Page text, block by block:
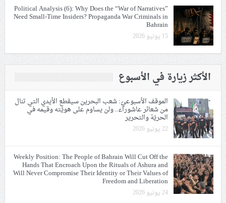
Political Analysis (6): Why Does the “War of Narratives”
Need Small-Time Insiders? Propaganda War Criminals in
Bahrain
15 يونيو 2026
الأكثر زيارة في الأسبوع
الموقف الأسبوعيّ: شعب البحرين سيقطع الأيدي التي تنال
من شعائر عاشوراء.. ولن يساوم على هويّته وقيمه في
الحريّة والتحرير
22 يونيو 2026
Weekly Position: The People of Bahrain Will Cut Off the
Hands That Encroach Upon the Rituals of Ashura and
Will Never Compromise Their Identity or Their Values of
Freedom and Liberation
24 يونيو 2026